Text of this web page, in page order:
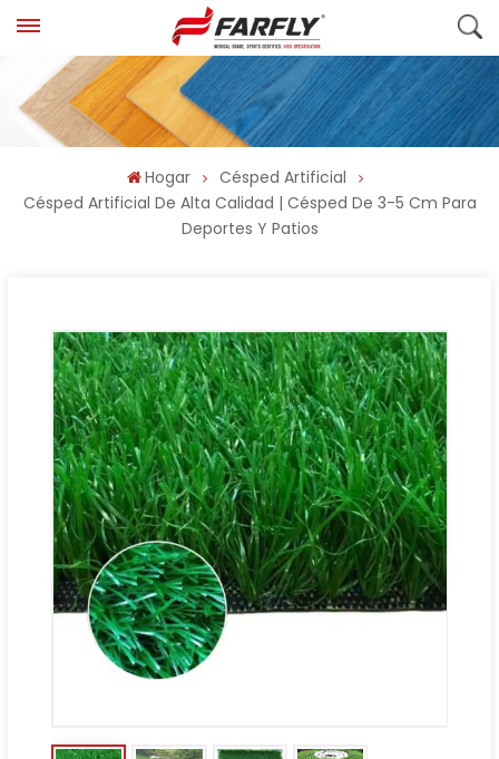
Hogar
Césped Artificial
Césped Artificial De Alta Calidad | Césped De 3-5 Cm Para
Deportes Y Patios